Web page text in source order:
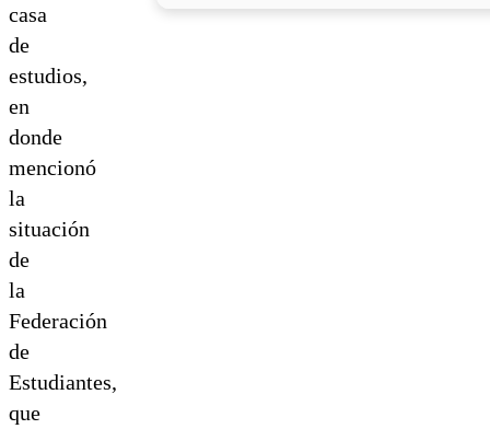
casa
de
estudios,
en
donde
mencionó
la
situación
de
la
Federación
de
Estudiantes,
que